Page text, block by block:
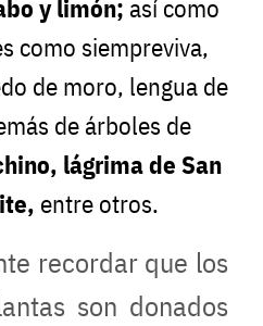
y limón; así como
como siempreviva,
de moro, lengua de
de árboles de
lágrima de San
entre otros.
recordar que los
son donados